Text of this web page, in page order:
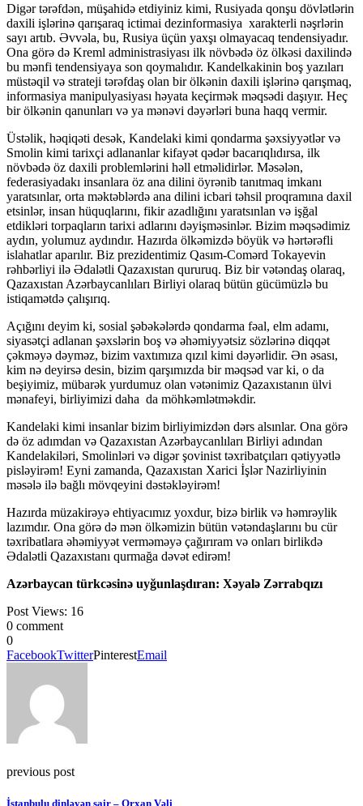
Digər tərəfdən, müşahidə etdiyiniz kimi, Rusiyada qonşu dövlətlərin
daxili işlərinə qarışaraq ictimai dezinformasiya xarakterli nəşrlərin
sayı artıb. Əvvəla, bu, Rusiya üçün yaxşı olmayacaq tendensiyadır.
Ona görə də Kreml administrasiyası ilk növbədə öz ölkəsi daxilində
bu mənfi tendensiyaya son qoymalıdır. Kandelkakinin boş yazıları
müstəqil və strateji tərəfdaş olan bir ölkənin daxili işlərinə qarışmaq,
informasiya manipulyasiyası həyata keçirmək məqsədi daşıyır. Heç
bir ölkənin qanunları və ya mənəvi dəyərləri buna haqq vermir.
Üstəlik, həqiqəti desək, Kandelaki kimi qondarma şəxsiyyətlər və
Smolin kimi tarixçi adlananlar kifayət qədər bacarıqlıdırsa, ilk
növbədə öz daxili problemlərini həll etməlidirlər. Məsələn,
federasiyadakı insanlara öz ana dilini öyrənib tanıtmaq imkanı
yaratsınlar, orta məktəblərdə ana dilini icbari təhsil proqramına daxil
etsinlər, insan hüquqlarını, fikir azadlığını yaratsınlan və işğal
etdikləri torpaqların tarixi adlarını dəyişməsinlər. Bizim məqsədimiz
aydın, yolumuz aydındır. Hazırda ölkəmizdə böyük və hərtərəfli
islahatlar aparılır. Biz prezidentimiz Qasım-Comərd Tokayevin
rəhbərliyi ilə Ədalətli Qazaxıstan qururuq. Biz bir vətəndaş olaraq,
Qazaxıstan Azərbaycanlıları Birliyi olaraq bütün gücümüzlə bu
istiqamətdə çalışırıq.
Açığını deyim ki, sosial şəbəkələrdə qondarma fəal, elm adamı,
siyasətçi adlanan şəxslərin boş və əhəmiyyətsiz sözlərinə diqqət
çəkməyə dəyməz, bizim vaxtımıza qızıl kimi dəyərlidir. Ən əsası,
kim nə deyirsə desin, bizim qarşımızda bir məqsəd var ki, o da
beşiyimiz, mübarək yurdumuz olan vətənimiz Qazaxıstanın ülvi
mənafeyi, birliyimizi daha da möhkəmlətməkdir.
Kandelaki kimi insanlar bizim birliyimizdən dərs alsınlar. Ona görə
də öz adımdan və Qazaxıstan Azərbaycanlıları Birliyi adından
Kandelakiləri, Smolinləri və digər şovinist təxribatçıları qətiyyətlə
pisləyirəm! Eyni zamanda, Qazaxıstan Xarici İşlər Nazirliyinin
məsələ ilə bağlı mövqeyini dəstəkləyirəm!
Hazırda müzakirəyə ehtiyacımız yoxdur, bizə birlik və həmrəylik
lazımdır. Ona görə də mən ölkəmizin bütün vətəndaşlarını bu cür
təxribatlara əhəmiyyət verməməyə çağırıram və onları birlikdə
Ədalətli Qazaxıstanı qurmağa dəvət edirəm!
Azərbaycan türkcəsinə uyğunlaşdıran: Xəyalə Zərrabqızı
Post Views: 16
0 comment
0
FacebookTwitterPinterestEmail
previous post
İstanbulu dinləyən şair – Orxan Vəli